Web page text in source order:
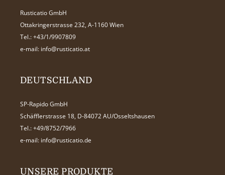
Rusticatio GmbH
Ottakringerstrasse 232, A-1160 Wien
Tel.: +43/1/9907809
e-mail: info@rusticatio.at
DEUTSCHLAND
SP-Rapido GmbH
Schäfflerstrasse 18, D-84072 AU/Osseltshausen
Tel.: +49/8752/7966
e-mail: info@rusticatio.de
UNSERE PRODUKTE